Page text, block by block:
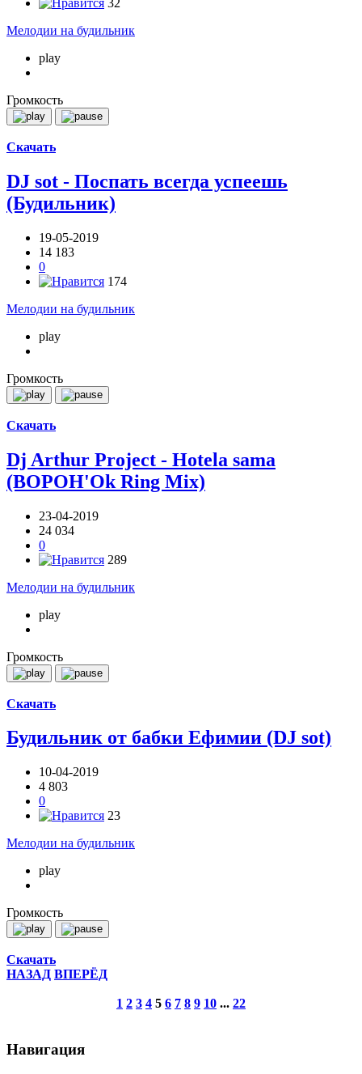
32
Мелодии на будильник
play
Громкость
Скачать
DJ sot - Поспать всегда успеешь
(Будильник)
19-05-2019
14 183
0
174
Мелодии на будильник
play
Громкость
Скачать
Dj Arthur Project - Hotela sama
(BOPOH'Ok Ring Mix)
23-04-2019
24 034
0
289
Мелодии на будильник
play
Громкость
Скачать
Будильник от бабки Ефимии (DJ sot)
10-04-2019
4 803
0
23
Мелодии на будильник
play
Громкость
Скачать
НАЗАД ВПЕРЁД
1 2 3 4 5 6 7 8 9 10 ... 22
Навигация